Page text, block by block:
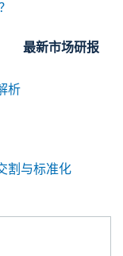
最新市场研报
析
割与标准化